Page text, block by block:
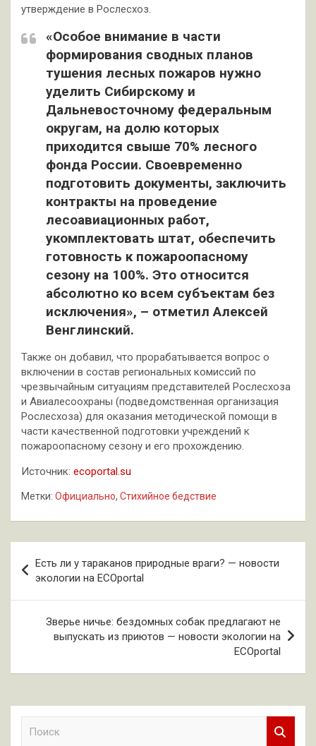
утверждение в Рослесхоз.
«Особое внимание в части
формирования сводных планов
тушения лесных пожаров нужно
уделить Сибирскому и
Дальневосточному федеральным
округам, на долю которых
приходится свыше 70% лесного
фонда России. Своевременно
подготовить документы, заключить
контракты на проведение
лесоавиационных работ,
укомплектовать штат, обеспечить
готовность к пожароопасному
сезону на 100%. Это относится
абсолютно ко всем субъектам без
исключения», – отметил Алексей
Венглинский.
Также он добавил, что прорабатывается вопрос о
включении в состав региональных комиссий по
чрезвычайным ситуациям представителей Рослесхоза
и Авиалесоохраны (подведомственная организация
Рослесхоза) для оказания методической помощи в
части качественной подготовки учреждений к
пожароопасному сезону и его прохождению.
Источник: ecoportal.su
Метки: Официально, Стихийное бедствие
по
записям
Есть ли у тараканов природные враги? — новости
экологии на ECOportal
Зверье ничье: бездомных собак предлагают не
выпускать из приютов — новости экологии на
ECOportal